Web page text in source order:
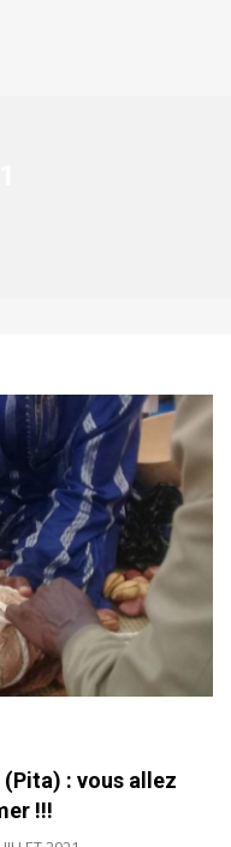
: vous allez
!!!